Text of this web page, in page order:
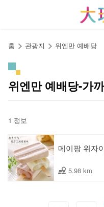
홈 관광지 위엔만 예배당
위엔만 예배당-가
1 정보
메이팡 위자
5.98 km